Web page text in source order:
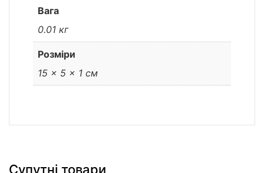
Вага
0.01 кг
Розміри
15 × 5 × 1 см
Супутні товари